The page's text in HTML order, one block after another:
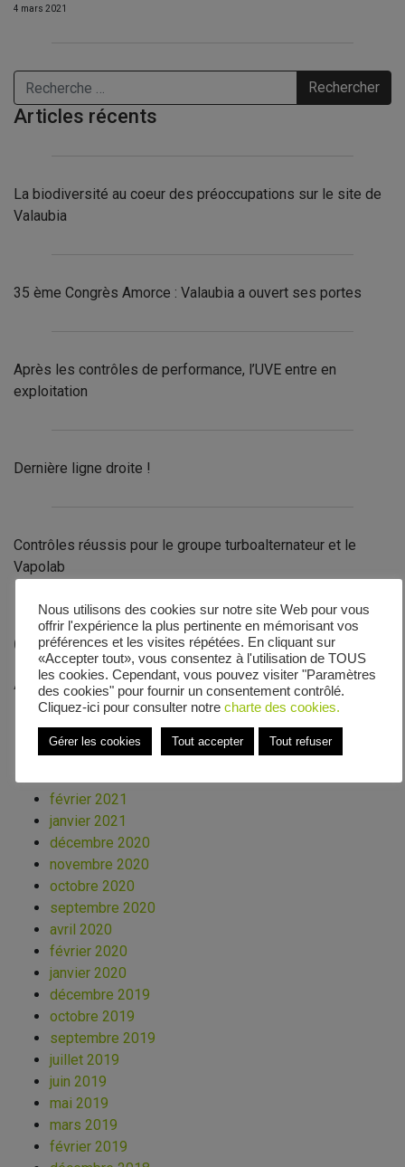
4 mars 2021
Rechercher
Articles récents
La biodiversité au coeur des préoccupations sur le site de
Valaubia
35 ème Congrès Amorce : Valaubia a ouvert ses portes
Après les contrôles de performance, l’UVE entre en
exploitation
Dernière ligne droite !
Contrôles réussis pour le groupe turboalternateur et le
Vapolab
Commentaires récents
Archives
décembre 2021
octobre 2021
août 2021
février 2021
janvier 2021
décembre 2020
novembre 2020
octobre 2020
septembre 2020
avril 2020
février 2020
janvier 2020
décembre 2019
octobre 2019
septembre 2019
juillet 2019
juin 2019
mai 2019
mars 2019
février 2019
Nous utilisons des cookies sur notre site Web pour vous
offrir l'expérience la plus pertinente en mémorisant vos
préférences et les visites répétées. En cliquant sur
«Accepter tout», vous consentez à l'utilisation de TOUS
les cookies. Cependant, vous pouvez visiter "Paramètres
des cookies" pour fournir un consentement contrôlé.
Cliquez-ici pour consulter notre charte des cookies.
Gérer les cookies Tout accepter Tout refuser